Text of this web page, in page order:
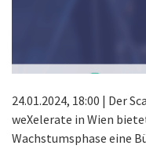
24.01.2024, 18:00 | Der
weXelerate in Wien
Wachstumsphase eine